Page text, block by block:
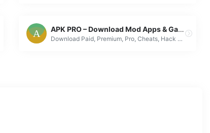
APK PRO – Download Mod Apps & Games Free
Download Paid, Premium, Pro, Cheats, Hack MOD, Mod, Apk files, Data, OBB, of Android Apps, Games, for Mobiles, Tablets and all others Android Devices.